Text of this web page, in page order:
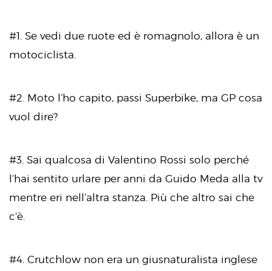
#1. Se vedi due ruote ed è romagnolo, allora è un
motociclista.
#2. Moto l’ho capito, passi Superbike, ma GP cosa
vuol dire?
#3. Sai qualcosa di Valentino Rossi solo perché
l’hai sentito urlare per anni da Guido Meda alla tv
mentre eri nell’altra stanza. Più che altro sai che
c’è.
#4. Crutchlow non era un giusnaturalista inglese